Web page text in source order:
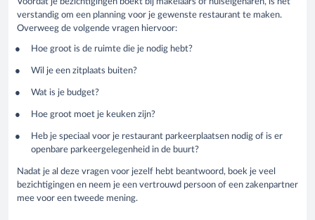
verstandig om een planning voor je gewenste restaurant te maken.
Overweeg de volgende vragen hiervoor:
Hoe groot is de ruimte die je nodig hebt?
Wil je een zitplaats buiten?
Wat is je budget?
Hoe groot moet je keuken zijn?
Heb je speciaal voor je restaurant parkeerplaatsen nodig of is er
openbare parkeergelegenheid in de buurt?
Nadat je al deze vragen voor jezelf hebt beantwoord, boek je veel
bezichtigingen en neem je een vertrouwd persoon of een zakenpartner
mee voor een tweede mening.